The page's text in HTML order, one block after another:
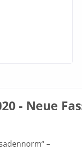
- Neue
–